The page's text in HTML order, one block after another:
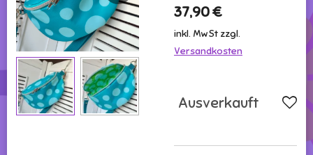
37,90 €
inkl. MwSt zzgl.
Versandkosten
Ausverkauft